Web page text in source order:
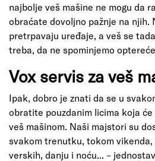
najbolje veš mašine ne mogu da
obraćate dovoljno pažnje na njih.
pretrpavaju uređaje, a veš se
treba, da ne spominjemo
Vox servis za veš
Ipak, dobro je znati da se u
obratite pouzdanim licima koja
veš mašinom. Naši majstori su
svakom trenutku, tokom vikenda,
verskih, danju i noću... –